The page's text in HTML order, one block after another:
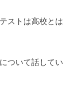
ストは高校とは
について話してい